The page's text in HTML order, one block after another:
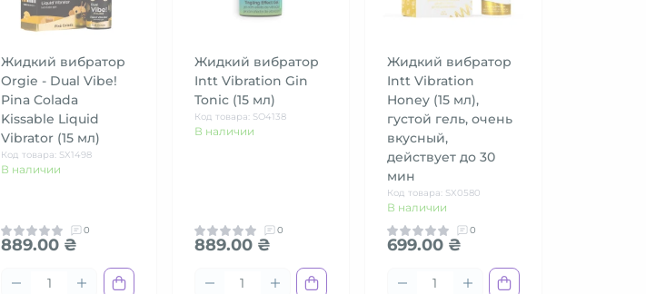
Жидкий вибратор
Orgie - Dual Vibe!
Pina Colada
Kissable Liquid
Vibrator (15 мл)
Код товара: SX1498
В наличии
0
889.00 ₴
Жидкий вибратор
Intt Vibration Gin
Tonic (15 мл)
Код товара: SO4138
В наличии
0
889.00 ₴
Жидкий вибратор
Intt Vibration
Honey (15 мл),
густой гель, очень
вкусный,
действует до 30
мин
Код товара: SX0580
В наличии
0
699.00 ₴